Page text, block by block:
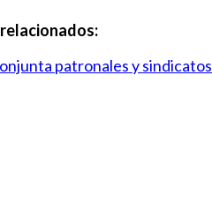
patronales y sindicatos